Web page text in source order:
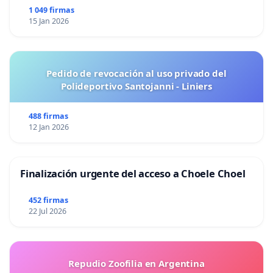
caleidoscópica. Así, aínda que non podemos recibir
aos poetas que se ofreceron a participar sen
momento daAVV de Canido, Cento civico de
Ferrolán,A.C. FUCO BUXÁN
Asociación Sociocultural
Muíño do Vento ,
RADIO FENE
1 049 firmas
15 Jan 2026
Pedido de revocación al uso privado del
Polideportivo Santojanni - Liniers
488 firmas
12 Jan 2026
Finalización urgente del acceso a Choele Choel
452 firmas
22 Jul 2026
Repudio Zoofilia en Argentina